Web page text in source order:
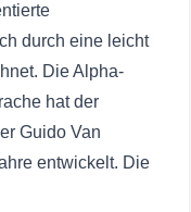
durch eine leicht
Die Alpha-
hat der
Guido Van
entwickelt. Die